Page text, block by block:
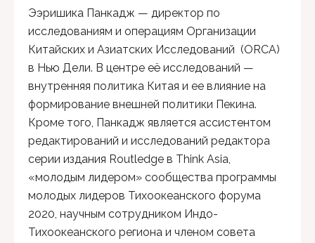
Ээришика Панкадж — директор по
исследованиям и операциям Организации
Китайских и Азиатских Исследований (ORCA)
в Нью Дели. В центре её исследований —
внутренняя политика Китая и ее влияние на
формирование внешней политики Пекина.
Кроме того, Панкадж является ассистентом
редактирований и исследований редактора
серии издания Routledge в Think Asia,
«молодым лидером» сообщества программы
молодых лидеров Тихоокеанского форума
2020, научным сотрудником Индо-
Тихоокеанского региона и членом совета